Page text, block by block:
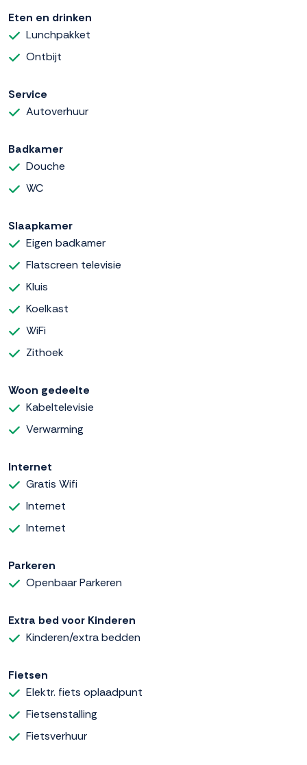
Eten en drinken
Lunchpakket
Ontbijt
Service
Autoverhuur
Badkamer
Douche
WC
Slaapkamer
Eigen badkamer
Flatscreen televisie
Kluis
Koelkast
WiFi
Zithoek
Woon gedeelte
Kabeltelevisie
Verwarming
Internet
Gratis Wifi
Internet
Internet
Parkeren
Openbaar Parkeren
Extra bed voor Kinderen
Kinderen/extra bedden
Fietsen
Elektr. fiets oplaadpunt
Fietsenstalling
Fietsverhuur